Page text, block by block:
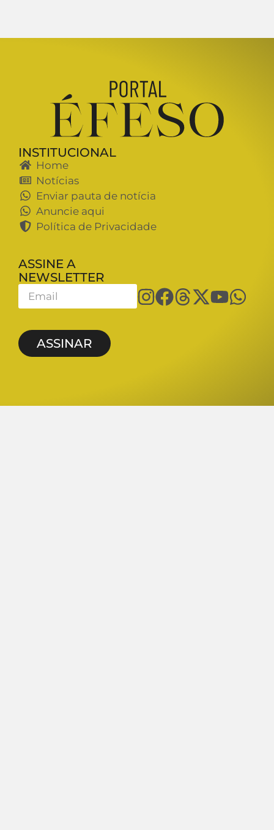
INSTITUCIONAL
Home
Notícias
Enviar pauta de notícia
Anuncie aqui
Política de Privacidade
ASSINE A
NEWSLETTER
ASSINAR